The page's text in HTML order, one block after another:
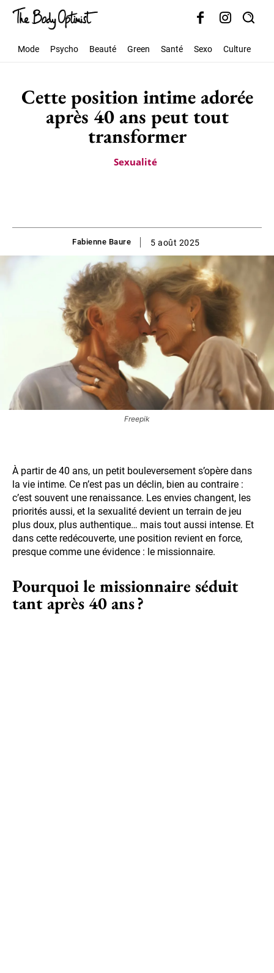
Mode Psycho Beauté Green Santé Sexo Culture
Cette position intime adorée
après 40 ans peut tout
transformer
Sexualité
Fabienne Baure 5 août 2025
Freepik
À partir de 40 ans, un petit bouleversement s’opère dans
la vie intime. Ce n’est pas un déclin, bien au contraire :
c’est souvent une renaissance. Les envies changent, les
priorités aussi, et la sexualité devient un terrain de jeu
plus doux, plus authentique… mais tout aussi intense. Et
dans cette redécouverte, une position revient en force,
presque comme une évidence : le missionnaire.
Pourquoi le missionnaire séduit
tant après 40 ans ?